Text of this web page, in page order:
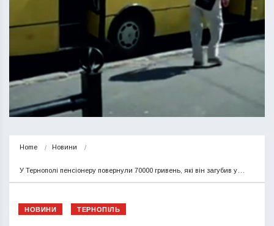
Home Новини
У Тернополі пенсіонеру повернули 70000 гривень, які він загубив у…
НОВИНИ ТЕРНОПІЛЬ